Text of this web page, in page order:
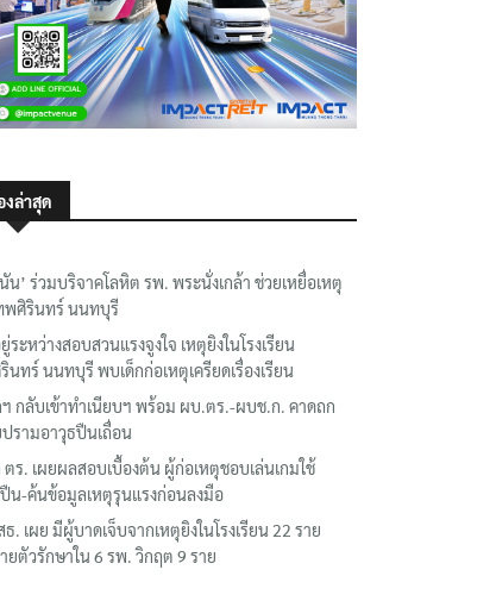
งล่าสุด
น’ ร่วมบริจาคโลหิต รพ. พระนั่งเกล้า ช่วยเหยื่อเหตุ
พศิรินทร์ นนทบุรี
ระหว่างสอบสวนแรงจูงใจ เหตุยิงในโรงเรียน
นทร์ นนทบุรี พบเด็กก่อเหตุเครียดเรื่องเรียน
กลับเข้าทำเนียบฯ พร้อม ผบ.ตร.-ผบช.ก. คาดถก
รามอาวุธปืนเถื่อน
ตร. เผยผลสอบเบื้องต้น ผู้ก่อเหตุชอบเล่นเกมใช้
น-ค้นข้อมูลเหตุรุนแรงก่อนลงมือ
. เผย มีผู้บาดเจ็บจากเหตุยิงในโรงเรียน 22 ราย
ยตัวรักษาใน 6 รพ. วิกฤต 9 ราย